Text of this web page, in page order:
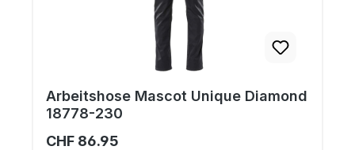
Arbeitshose Mascot Unique Diamond
18778-230
CHF 86.95